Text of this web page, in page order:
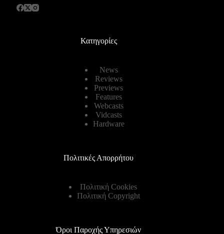
Κατηγορίες
News
Reviews
Previews
Features
Webcasts
Vidcasts
Hardware
Πολιτικές Απορρήτου
Πολιτική Cookies
Πολιτική Copyright
Όροι Παροχής Υπηρεσιών